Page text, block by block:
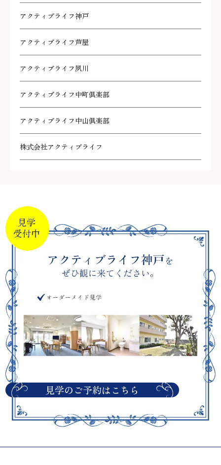
アクティブライフ神戸
アクティブライフ芦屋
アクティブライフ夙川
アクティブライフ中町倶楽部
アクティブライフ中山倶楽部
株式会社アクティブライフ
見学のご予約はこちら